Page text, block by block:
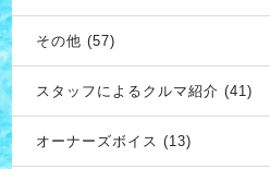
その他 (57)
スタッフによるクルマ紹介 (41)
オーナーズボイス (13)